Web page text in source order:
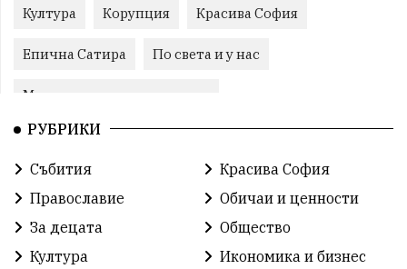
Култура Корупция Красива София
Епична Сатира По света и у нас
Международни отношения
конституционен съд
българската общност Исторически парк
Доброволци Слатина
Икономика Красива България измама
РУБРИКИ
Събития
Красива София
Православие
Обичаи и ценности
За децата
Общество
Култура
Икономика и бизнес